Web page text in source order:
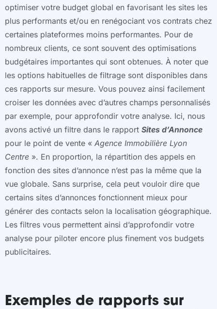
optimiser votre budget global en favorisant les sites les
plus performants et/ou en renégociant vos contrats chez
certaines plateformes moins performantes. Pour de
nombreux clients, ce sont souvent des optimisations
budgétaires importantes qui sont obtenues. À noter que
les options habituelles de filtrage sont disponibles dans
ces rapports sur mesure. Vous pouvez ainsi facilement
croiser les données avec d’autres champs personnalisés
par exemple, pour approfondir votre analyse. Ici, nous
avons activé un filtre dans le rapport Sites d’Annonce
pour le point de vente « Agence Immobilière Lyon
Centre ». En proportion, la répartition des appels en
fonction des sites d’annonce n’est pas la même que la
vue globale. Sans surprise, cela peut vouloir dire que
certains sites d’annonces fonctionnent mieux pour
générer des contacts selon la localisation géographique.
Les filtres vous permettent ainsi d’approfondir votre
analyse pour piloter encore plus finement vos budgets
publicitaires.
Exemples de rapports sur